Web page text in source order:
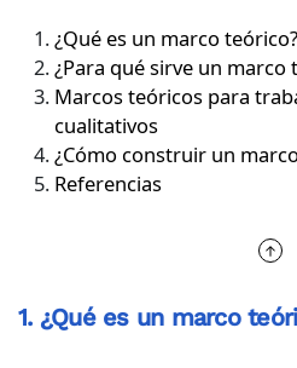
¿Qué es un marco teórico?
¿Para qué sirve un marco
Marcos teóricos para
cualitativos
¿Cómo construir un
Referencias
1. ¿Qué es un marco